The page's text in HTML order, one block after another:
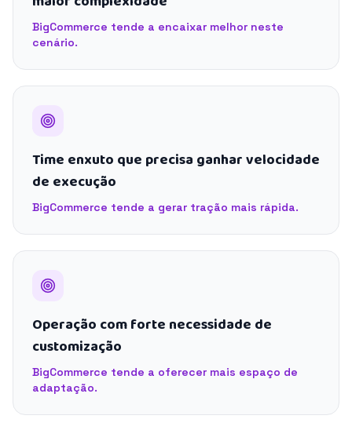
BigCommerce tende a encaixar melhor neste
cenário.
Time enxuto que precisa ganhar velocidade
de execução
BigCommerce tende a gerar tração mais rápida.
Operação com forte necessidade de
customização
BigCommerce tende a oferecer mais espaço de
adaptação.